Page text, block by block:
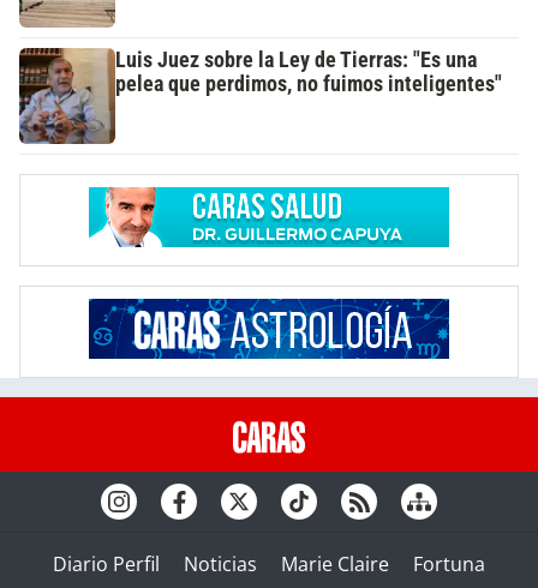
Luis Juez sobre la Ley de Tierras: "Es una
pelea que perdimos, no fuimos inteligentes"
Diario Perfil Noticias Marie Claire
Fortuna